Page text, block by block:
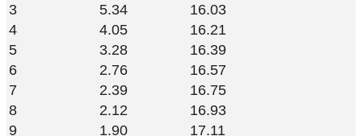
3
5.34
16.03
4
4.05
16.21
5
3.28
16.39
6
2.76
16.57
7
2.39
16.75
8
2.12
16.93
9
1.90
17.11